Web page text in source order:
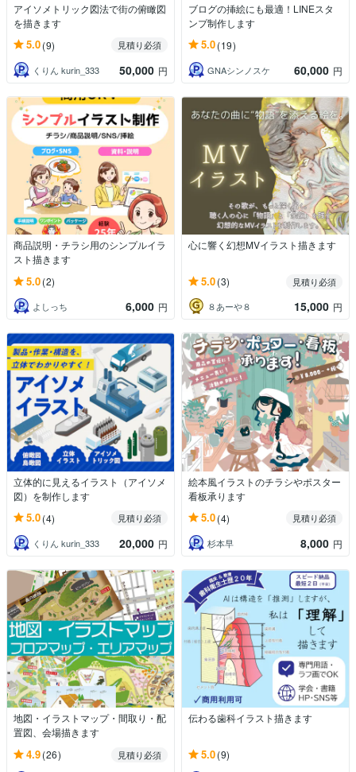
アイソメトリック図法で街の俯瞰図
を描きます
5.0(9)
見積り必須
くりん kurin_333
50,000 円
ブログの挿絵にも最適！LINEスタ
ンプ制作します
5.0(19)
GNAシンノスケ 60,000 円
商品説明・チラシ用のシンプルイラ
スト描きます
5.0(2)
よしっち 6,000 円
心に響く幻想MVイラスト描きます
5.0(3)
見積り必須
８あーや８
15,000 円
立体的に見えるイラスト（アイソメ
図）を制作します
5.0(4)
見積り必須
くりん kurin_333
20,000 円
絵本風イラストのチラシやポスター
看板承ります
5.0(4)
見積り必須
杉本早
8,000 円
地図・イラストマップ・間取り・配
置図、会場描きます
4.9(26) 見積り必須
伝わる歯科イラスト描きます
5.0(9)